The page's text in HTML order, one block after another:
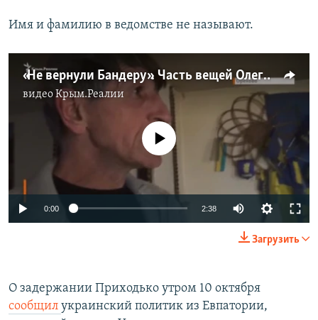
Имя и фамилию в ведомстве не называют.
«Не вернули Бандеру». Часть вещей Олега Приходько все еще у ФСБ (видео)
видеоКрым.Реалии
No media source currently available
0:00 2:38
Загрузить
О задержании Приходько утром 10 октября
сообщил украинский политик из Евпатории,